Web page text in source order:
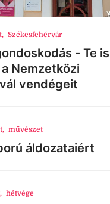
, Székesfehérvár
- Te is
Nemzetközi
vendégeit
, művészet
áldozataiért
, hétvége